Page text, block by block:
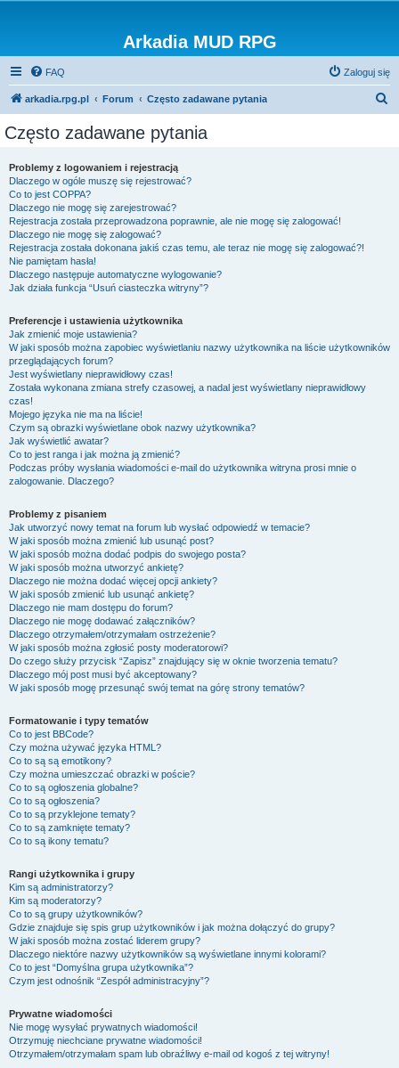
Arkadia MUD RPG
FAQ Zaloguj się
arkadia.rpg.pl Forum Często zadawane pytania
Często zadawane pytania
Problemy z logowaniem i rejestracją
Dlaczego w ogóle muszę się rejestrować?
Co to jest COPPA?
Dlaczego nie mogę się zarejestrować?
Rejestracja została przeprowadzona poprawnie, ale nie mogę się zalogować!
Dlaczego nie mogę się zalogować?
Rejestracja została dokonana jakiś czas temu, ale teraz nie mogę się zalogować?!
Nie pamiętam hasła!
Dlaczego następuje automatyczne wylogowanie?
Jak działa funkcja “Usuń ciasteczka witryny”?
Preferencje i ustawienia użytkownika
Jak zmienić moje ustawienia?
W jaki sposób można zapobiec wyświetlaniu nazwy użytkownika na liście użytkowników
przeglądających forum?
Jest wyświetlany nieprawidłowy czas!
Została wykonana zmiana strefy czasowej, a nadal jest wyświetlany nieprawidłowy
czas!
Mojego języka nie ma na liście!
Czym są obrazki wyświetlane obok nazwy użytkownika?
Jak wyświetlić awatar?
Co to jest ranga i jak można ją zmienić?
Podczas próby wysłania wiadomości e-mail do użytkownika witryna prosi mnie o
zalogowanie. Dlaczego?
Problemy z pisaniem
Jak utworzyć nowy temat na forum lub wysłać odpowiedź w temacie?
W jaki sposób można zmienić lub usunąć post?
W jaki sposób można dodać podpis do swojego posta?
W jaki sposób można utworzyć ankietę?
Dlaczego nie można dodać więcej opcji ankiety?
W jaki sposób zmienić lub usunąć ankietę?
Dlaczego nie mam dostępu do forum?
Dlaczego nie mogę dodawać załączników?
Dlaczego otrzymałem/otrzymałam ostrzeżenie?
W jaki sposób można zgłosić posty moderatorowi?
Do czego służy przycisk “Zapisz” znajdujący się w oknie tworzenia tematu?
Dlaczego mój post musi być akceptowany?
W jaki sposób mogę przesunąć swój temat na górę strony tematów?
Formatowanie i typy tematów
Co to jest BBCode?
Czy można używać języka HTML?
Co to są są emotikony?
Czy można umieszczać obrazki w poście?
Co to są ogłoszenia globalne?
Co to są ogłoszenia?
Co to są przyklejone tematy?
Co to są zamknięte tematy?
Co to są ikony tematu?
Rangi użytkownika i grupy
Kim są administratorzy?
Kim są moderatorzy?
Co to są grupy użytkowników?
Gdzie znajduje się spis grup użytkowników i jak można dołączyć do grupy?
W jaki sposób można zostać liderem grupy?
Dlaczego niektóre nazwy użytkowników są wyświetlane innymi kolorami?
Co to jest “Domyślna grupa użytkownika”?
Czym jest odnośnik “Zespół administracyjny”?
Prywatne wiadomości
Nie mogę wysyłać prywatnych wiadomości!
Otrzymuję niechciane prywatne wiadomości!
Otrzymałem/otrzymałam spam lub obraźliwy e-mail od kogoś z tej witryny!